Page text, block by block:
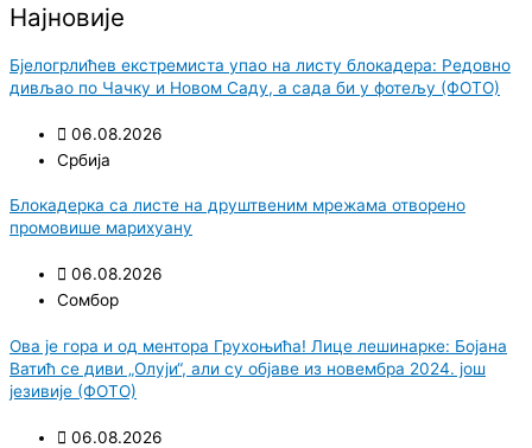
Најновије
Бјелогрлићев екстремиста упао на листу блокадера: Редовно
дивљао по Чачку и Новом Саду, а сада би у фотељу (ФОТО)
06.08.2026
Србија
Блокадерка са листе на друштвеним мрежама отворено
промовише марихуану
06.08.2026
Сомбор
Ова је гора и од ментора Грухоњића! Лице лешинарке: Бојана
Ватић се диви „Олуји“, али су објаве из новембра 2024. још
језивије (ФОТО)
06.08.2026